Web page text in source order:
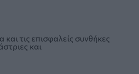
τις επισφαλείς συνθήκες
και